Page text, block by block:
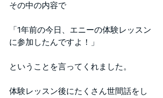
その中の内容で
「1年前の今日、エニーの体験レッスン
に参加したんですよ！」
ということを言ってくれました。
体験レッスン後にたくさん世間話をし